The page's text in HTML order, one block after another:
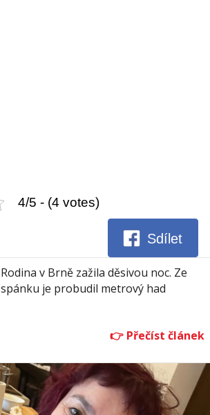
4/5 - (4 votes)
Sdílet
Rodina v Brně zažila děsivou noc. Ze
spánku je probudil metrový had